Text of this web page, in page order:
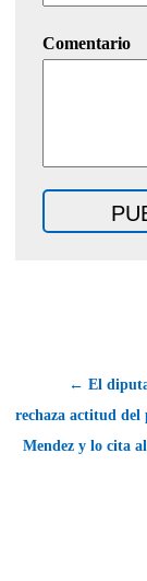
Comentario
← El
rechaza actitud del
Mendez y lo cita